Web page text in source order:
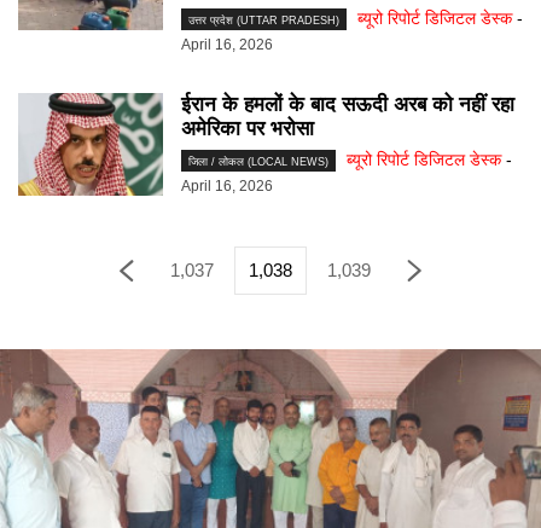
उत्तर प्रदेश (UTTAR PRADESH) ब्यूरो रिपोर्ट डिजिटल डेस्क -
April 16, 2026
ईरान के हमलों के बाद सऊदी अरब को नहीं रहा
अमेरिका पर भरोसा
जिला / लोकल (LOCAL NEWS) ब्यूरो रिपोर्ट डिजिटल डेस्क -
April 16, 2026
1,037 1,038 1,039